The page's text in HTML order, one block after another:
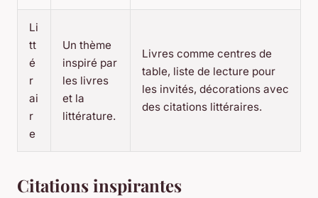
Li
tt
é
r
ai
r
e
Un thème
inspiré par
les livres
et la
littérature.
Livres comme centres de
table, liste de lecture pour
les invités, décorations avec
des citations littéraires.
Citations inspirantes